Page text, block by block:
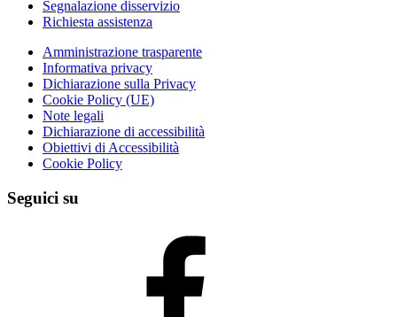
Segnalazione disservizio
Richiesta assistenza
Amministrazione trasparente
Informativa privacy
Dichiarazione sulla Privacy
Cookie Policy (UE)
Note legali
Dichiarazione di accessibilità
Obiettivi di Accessibilità
Cookie Policy
Seguici su